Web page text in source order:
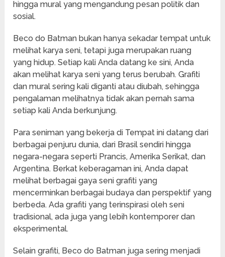
hingga mural yang mengandung pesan politik dan
sosial.
Beco do Batman bukan hanya sekadar tempat untuk
melihat karya seni, tetapi juga merupakan ruang
yang hidup. Setiap kali Anda datang ke sini, Anda
akan melihat karya seni yang terus berubah. Grafiti
dan mural sering kali diganti atau diubah, sehingga
pengalaman melihatnya tidak akan pernah sama
setiap kali Anda berkunjung.
Para seniman yang bekerja di Tempat ini datang dari
berbagai penjuru dunia, dari Brasil sendiri hingga
negara-negara seperti Prancis, Amerika Serikat, dan
Argentina. Berkat keberagaman ini, Anda dapat
melihat berbagai gaya seni grafiti yang
mencerminkan berbagai budaya dan perspektif yang
berbeda. Ada grafiti yang terinspirasi oleh seni
tradisional, ada juga yang lebih kontemporer dan
eksperimental.
Selain grafiti, Beco do Batman juga sering menjadi